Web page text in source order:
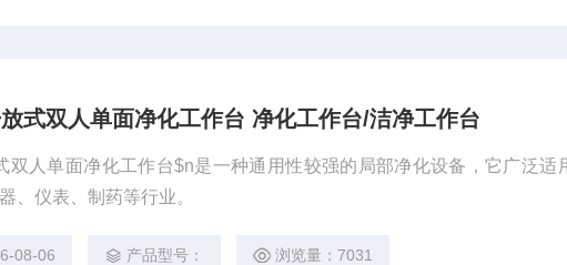
式双人单面净化工作台 净化工作台/洁净工作台
双人单面净化工作台$n是一种通用性较强的局部净化设备，它广泛适
、仪表、制药等行业。
08-06 产品型号： 浏览量：7031